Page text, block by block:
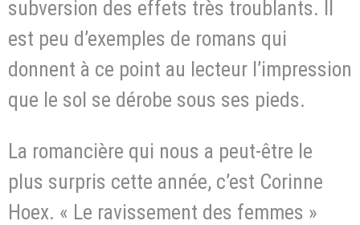
subversion des effets très troublants. Il
est peu d’exemples de romans qui
donnent à ce point au lecteur l’impression
que le sol se dérobe sous ses pieds.
La romancière qui nous a peut-être le
plus surpris cette année, c’est Corinne
Hoex. « Le ravissement des femmes »